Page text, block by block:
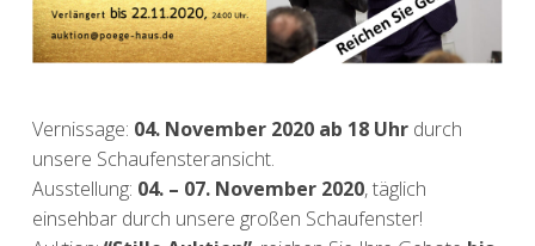
Vernissage: 04. November 2020 ab 18 Uhrdurch
unsere Schaufensteransicht.
Ausstellung: 04. – 07. November 2020, täglich
einsehbar durch unsere großen Schaufenster!